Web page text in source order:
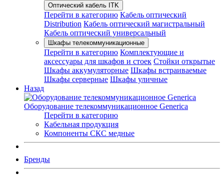
Оптический кабель ITK
Перейти в категорию Кабель оптический
Distribution Кабель оптический магистральный
Кабель оптический универсальный
Шкафы телекоммуникационные
Перейти в категорию Комплектующие и
аксессуары для шкафов и стоек Стойки открытые
Шкафы аккумуляторные Шкафы встраиваемые
Шкафы серверные Шкафы уличные
Назад
Оборудование телекоммуникационное Generica
Перейти в категорию
Кабельная продукция
Компоненты СКС медные
Бренды